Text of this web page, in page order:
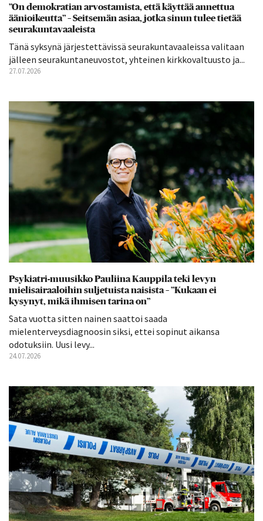
”On demokratian arvostamista, että käyttää annettua
äänioikeutta” – Seitsemän asiaa, jotka sinun tulee tietää
seurakuntavaaleista
Tänä syksynä järjestettävissä seurakuntavaaleissa valitaan
jälleen seurakuntaneuvostot, yhteinen kirkkovaltuusto ja...
27.07.2026
Psykiatri-muusikko Pauliina Kauppila teki levyn
mielisairaaloihin suljetuista naisista – ”Kukaan ei
kysynyt, mikä ihmisen tarina on”
Sata vuotta sitten nainen saattoi saada
mielenterveysdiagnoosin siksi, ettei sopinut aikansa
odotuksiin. Uusi levy...
24.07.2026